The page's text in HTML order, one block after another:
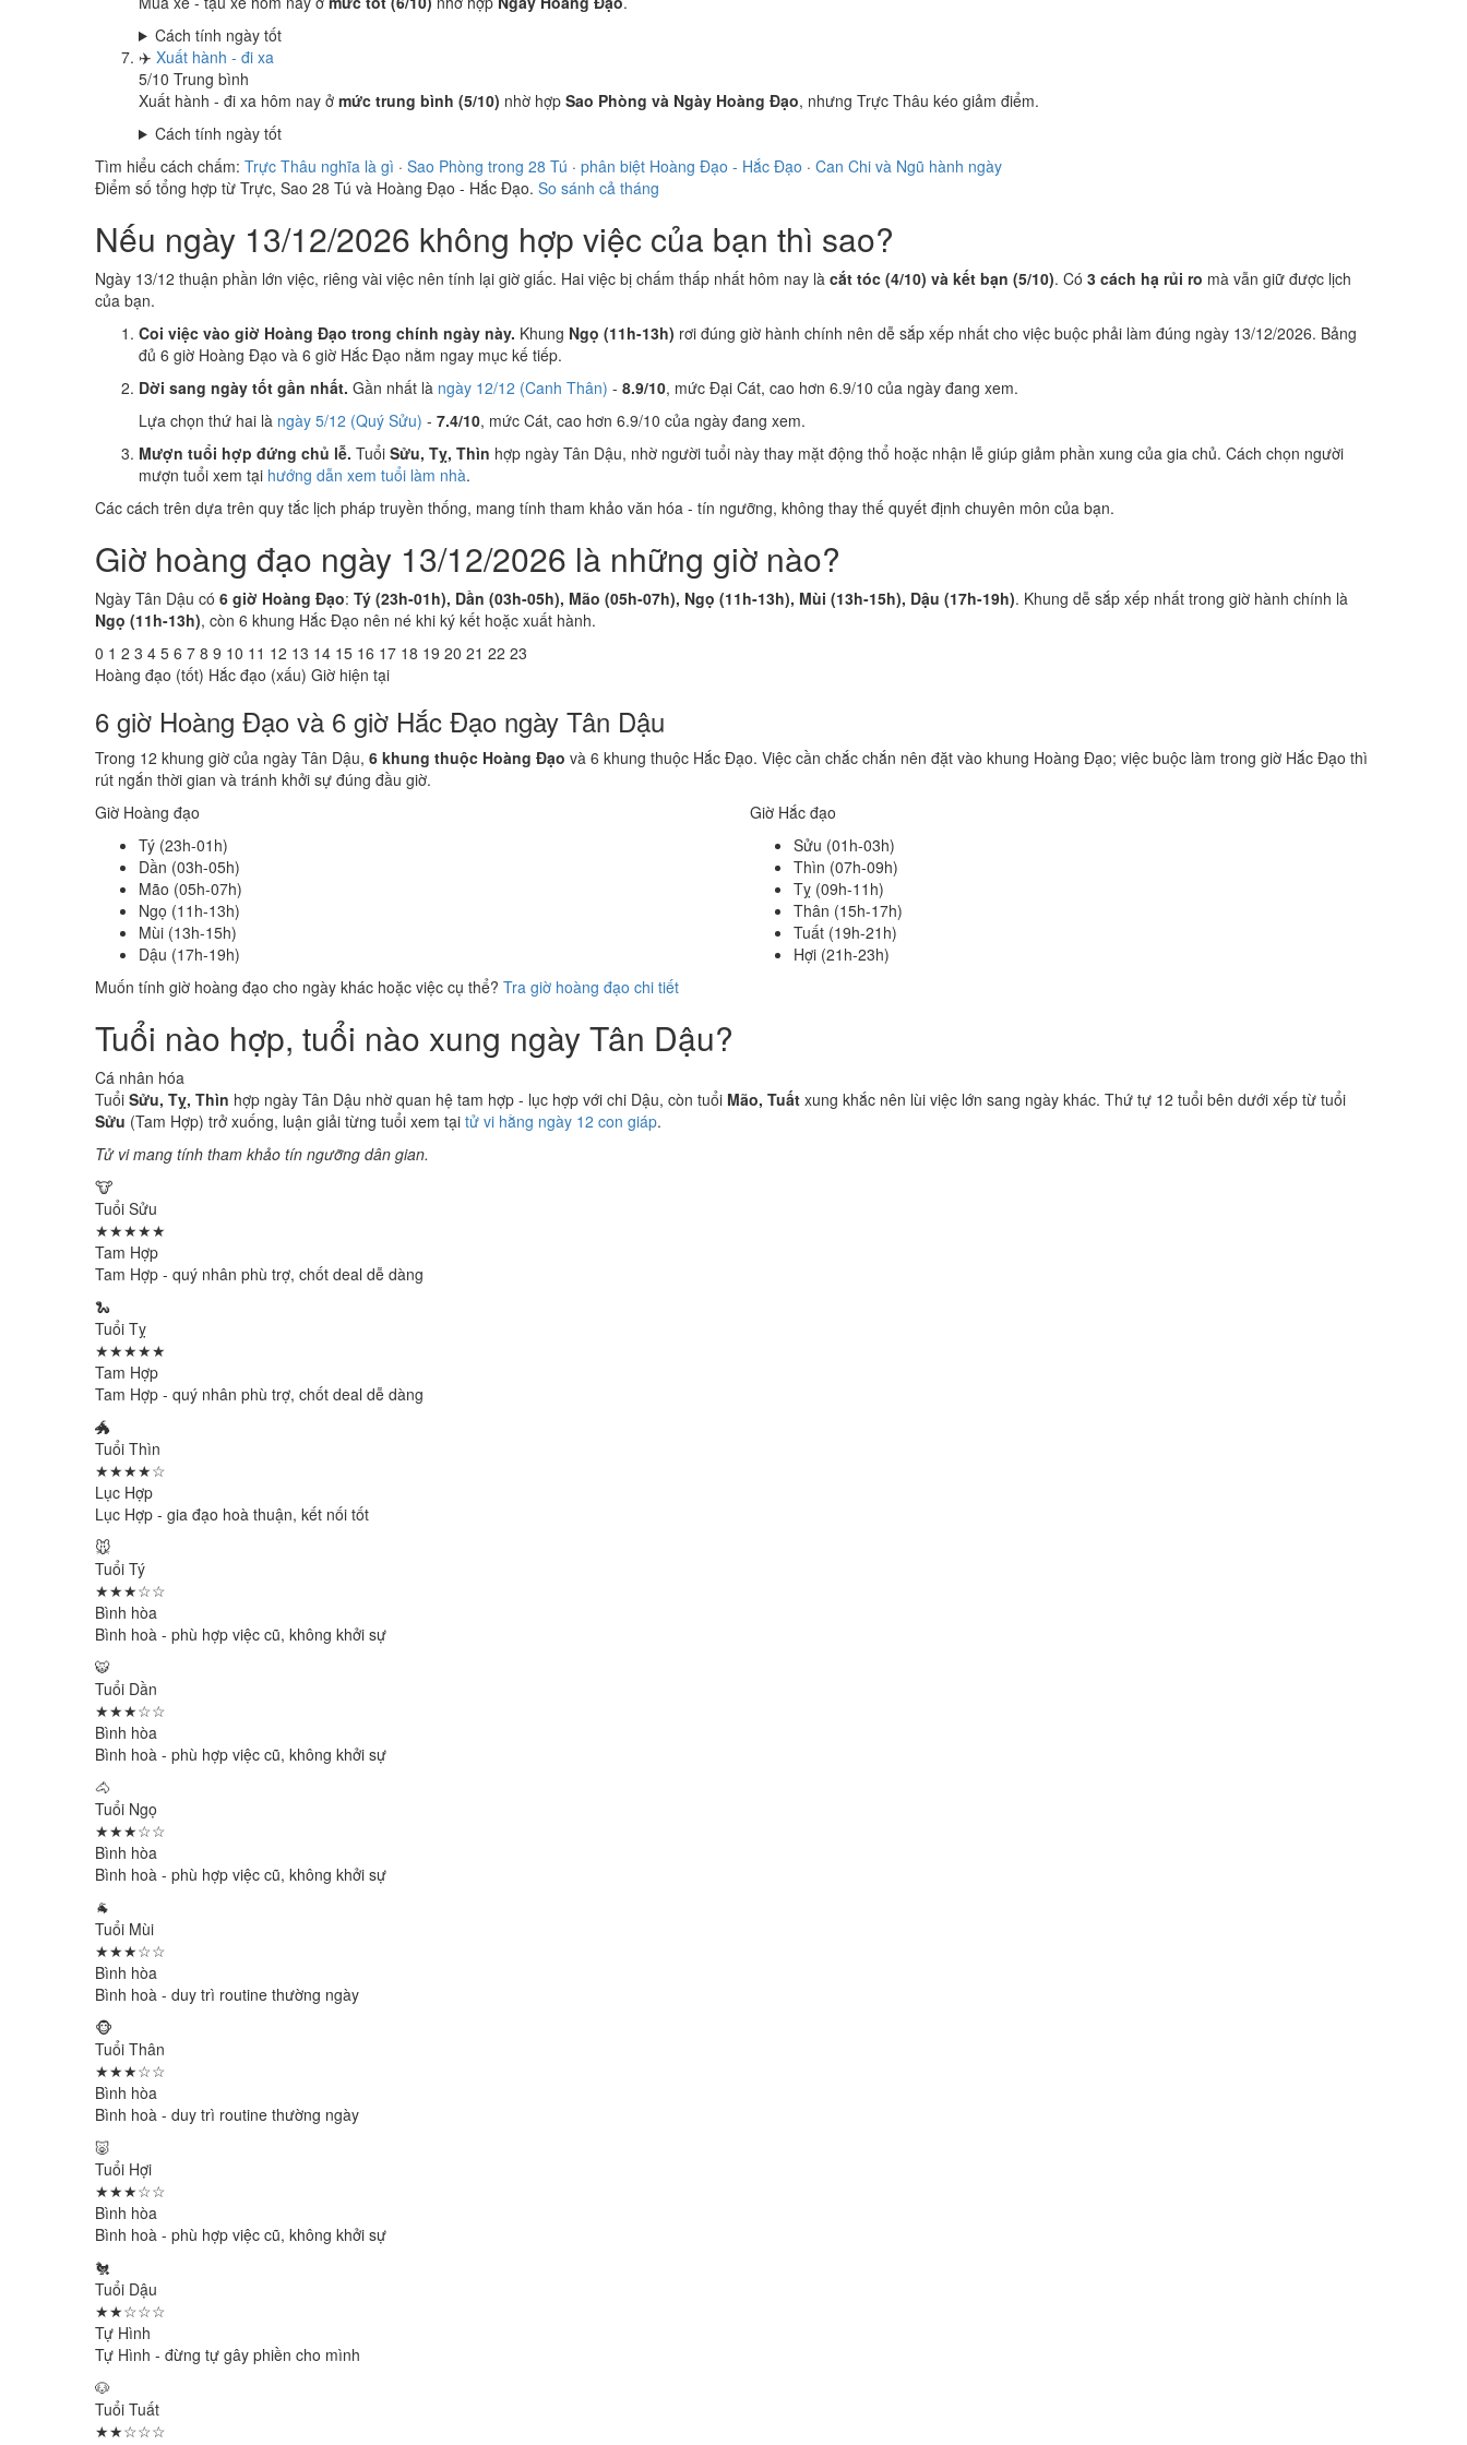
Cách tính ngày tốt
✈️ Xuất hành - đi xa
5/10 Trung bình
Xuất hành - đi xa hôm nay ở mức trung bình (5/10) nhờ hợp Sao Phòng và Ngày Hoàng Đạo, nhưng Trực Thâu kéo giảm điểm.
Cách tính ngày tốt
Tìm hiểu cách chấm: Trực Thâu nghĩa là gì · Sao Phòng trong 28 Tú · phân biệt Hoàng Đạo - Hắc Đạo · Can Chi và Ngũ hành ngày
Điểm số tổng hợp từ Trực, Sao 28 Tú và Hoàng Đạo - Hắc Đạo. So sánh cả tháng
Nếu ngày 13/12/2026 không hợp việc của bạn thì sao?
Ngày 13/12 thuận phần lớn việc, riêng vài việc nên tính lại giờ giấc. Hai việc bị chấm thấp nhất hôm nay là cắt tóc (4/10) và kết bạn (5/10). Có 3 cách hạ rủi ro mà vẫn giữ được lịch
của bạn.
Coi việc vào giờ Hoàng Đạo trong chính ngày này. Khung Ngọ (11h-13h) rơi đúng giờ hành chính nên dễ sắp xếp nhất cho việc buộc phải làm đúng ngày 13/12/2026. Bảng
đủ 6 giờ Hoàng Đạo và 6 giờ Hắc Đạo nằm ngay mục kế tiếp.
Dời sang ngày tốt gần nhất. Gần nhất là ngày 12/12 (Canh Thân) - 8.9/10, mức Đại Cát, cao hơn 6.9/10 của ngày đang xem.
Lựa chọn thứ hai là ngày 5/12 (Quý Sửu) - 7.4/10, mức Cát, cao hơn 6.9/10 của ngày đang xem.
Mượn tuổi hợp đứng chủ lễ. Tuổi Sửu, Tỵ, Thìn hợp ngày Tân Dậu, nhờ người tuổi này thay mặt động thổ hoặc nhận lễ giúp giảm phần xung của gia chủ. Cách chọn người
mượn tuổi xem tại hướng dẫn xem tuổi làm nhà.
Các cách trên dựa trên quy tắc lịch pháp truyền thống, mang tính tham khảo văn hóa - tín ngưỡng, không thay thế quyết định chuyên môn của bạn.
Giờ hoàng đạo ngày 13/12/2026 là những giờ nào?
Ngày Tân Dậu có 6 giờ Hoàng Đạo: Tý (23h-01h), Dần (03h-05h), Mão (05h-07h), Ngọ (11h-13h), Mùi (13h-15h), Dậu (17h-19h). Khung dễ sắp xếp nhất trong giờ hành chính là
Ngọ (11h-13h), còn 6 khung Hắc Đạo nên né khi ký kết hoặc xuất hành.
0 1 2 3 4 5 6 7 8 9 10 11 12 13 14 15 16 17 18 19 20 21 22 23
Hoàng đạo (tốt) Hắc đạo (xấu) Giờ hiện tại
6 giờ Hoàng Đạo và 6 giờ Hắc Đạo ngày Tân Dậu
Trong 12 khung giờ của ngày Tân Dậu, 6 khung thuộc Hoàng Đạo và 6 khung thuộc Hắc Đạo. Việc cần chắc chắn nên đặt vào khung Hoàng Đạo; việc buộc làm trong giờ Hắc Đạo thì
rút ngắn thời gian và tránh khởi sự đúng đầu giờ.
Giờ Hoàng đạo
Tý (23h-01h)
Dần (03h-05h)
Mão (05h-07h)
Ngọ (11h-13h)
Mùi (13h-15h)
Dậu (17h-19h)
Giờ Hắc đạo
Sửu (01h-03h)
Thìn (07h-09h)
Tỵ (09h-11h)
Thân (15h-17h)
Tuất (19h-21h)
Hợi (21h-23h)
Muốn tính giờ hoàng đạo cho ngày khác hoặc việc cụ thể? Tra giờ hoàng đạo chi tiết
Tuổi nào hợp, tuổi nào xung ngày Tân Dậu?
Cá nhân hóa
Tuổi Sửu, Tỵ, Thìn hợp ngày Tân Dậu nhờ quan hệ tam hợp - lục hợp với chi Dậu, còn tuổi Mão, Tuất xung khắc nên lùi việc lớn sang ngày khác. Thứ tự 12 tuổi bên dưới xếp từ tuổi
Sửu (Tam Hợp) trở xuống, luận giải từng tuổi xem tại tử vi hằng ngày 12 con giáp.
Tử vi mang tính tham khảo tín ngưỡng dân gian.
🐮
Tuổi Sửu
★★★★★
Tam Hợp
Tam Hợp - quý nhân phù trợ, chốt deal dễ dàng
🐍
Tuổi Tỵ
★★★★★
Tam Hợp
Tam Hợp - quý nhân phù trợ, chốt deal dễ dàng
🐲
Tuổi Thìn
★★★★☆
Lục Hợp
Lục Hợp - gia đạo hoà thuận, kết nối tốt
🐭
Tuổi Tý
★★★☆☆
Bình hòa
Bình hoà - phù hợp việc cũ, không khởi sự
🐯
Tuổi Dần
★★★☆☆
Bình hòa
Bình hoà - phù hợp việc cũ, không khởi sự
🐴
Tuổi Ngọ
★★★☆☆
Bình hòa
Bình hoà - phù hợp việc cũ, không khởi sự
🐐
Tuổi Mùi
★★★☆☆
Bình hòa
Bình hoà - duy trì routine thường ngày
🐵
Tuổi Thân
★★★☆☆
Bình hòa
Bình hoà - duy trì routine thường ngày
🐷
Tuổi Hợi
★★★☆☆
Bình hòa
Bình hoà - phù hợp việc cũ, không khởi sự
🐔
Tuổi Dậu
★★☆☆☆
Tự Hình
Tự Hình - đừng tự gây phiền cho mình
🐶
Tuổi Tuất
★★☆☆☆